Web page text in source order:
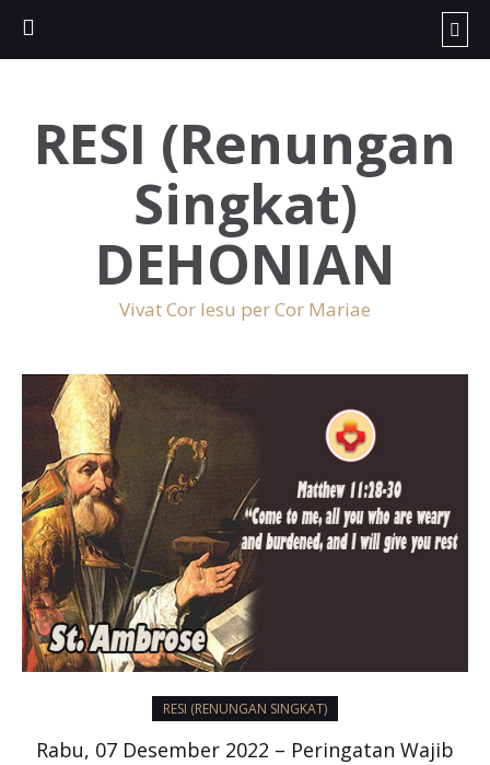
RESI (Renungan
Singkat)
DEHONIAN
Vivat Cor Iesu per Cor Mariae
RESI (RENUNGAN SINGKAT)
Rabu, 07 Desember 2022 – Peringatan Wajib